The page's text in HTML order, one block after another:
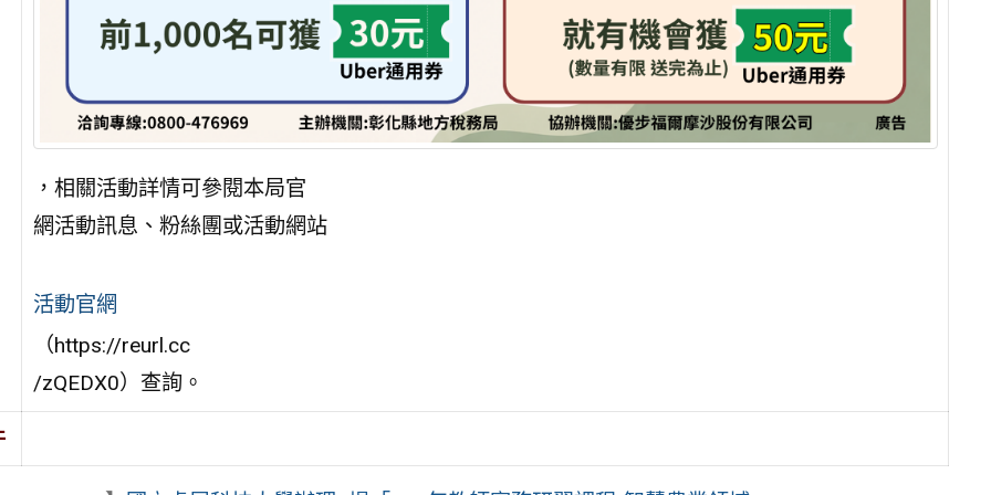
，相關活動詳情可參閱本局官
網活動訊息、粉絲團或活動網站
活動官網
（https://reurl.cc
/zQEDX0）查詢。